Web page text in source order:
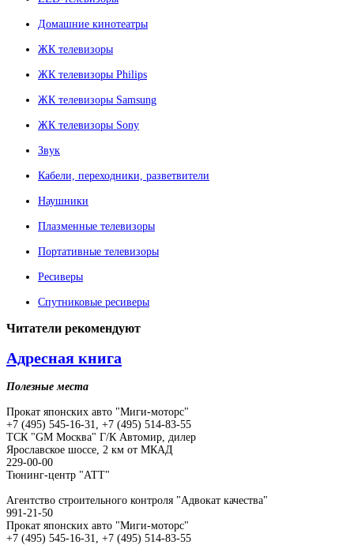
Домашние кинотеатры
ЖК телевизоры
ЖК телевизоры Philips
ЖК телевизоры Samsung
ЖК телевизоры Sony
Звук
Кабели, переходники, разветвители
Наушники
Плазменные телевизоры
Портативные телевизоры
Ресиверы
Спутниковые ресиверы
Читатели рекомендуют
Адресная книга
Полезные места
Прокат японских авто "Миги-моторс"
+7 (495) 545-16-31, +7 (495) 514-83-55
ТСК "GM Москва" Г/К Автомир, дилер
Ярославское шоссе, 2 км от МКАД
229-00-00
Тюнинг-центр "АТТ"
Агентство строительного контроля "Адвокат качества"
991-21-50
Прокат японских авто "Миги-моторс"
+7 (495) 545-16-31, +7 (495) 514-83-55